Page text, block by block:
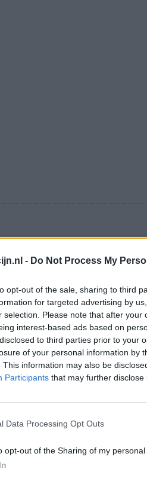
- Do Not Process My
opt-out of the sale, sharing to third
for targeted advertising by
selection. Please note that after
interest-based ads based on
to third parties prior to your
of your personal information by
This information may also be
Participants that may further disclose
Data Processing Opt Outs
opt-out of the Sharing of my personal
staat
om voorlichting over
subsidiegeld dat het
aan kosten voor
Skyhigh betaald, voor de